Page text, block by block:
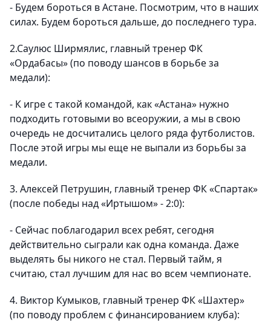
- Будем бороться в Астане. Посмотрим, что в наших
силах. Будем бороться дальше, до последнего тура.
2.Саулюс Ширмялис, главный тренер ФК
«Ордабасы»(по поводу шансов в борьбе за
медали):
- К игре с такой командой, как «Астана» нужно
подходить готовыми во всеоружии, а мы в свою
очередь не досчитались целого ряда футболистов.
После этой игры мы еще не выпали из борьбы за
медали.
3. Алексей Петрушин, главный тренер ФК «Спартак»
(после победы над «Иртышом» - 2:0):
- Сейчас поблагодарил всех ребят, сегодня
действительно сыграли как одна команда. Даже
выделять бы никого не стал. Первый тайм, я
считаю, стал лучшим для нас во всем чемпионате.
4. Виктор Кумыков, главный тренер ФК «Шахтер»
(по поводу проблем с финансированием клуба):